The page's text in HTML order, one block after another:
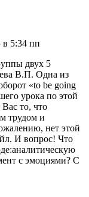
в 5:34 пп
двух 5
В.П. Одна из
«to be going
урока по этой
то, что
трудом и
нет этой
И вопрос! Что
с эмоциями? С